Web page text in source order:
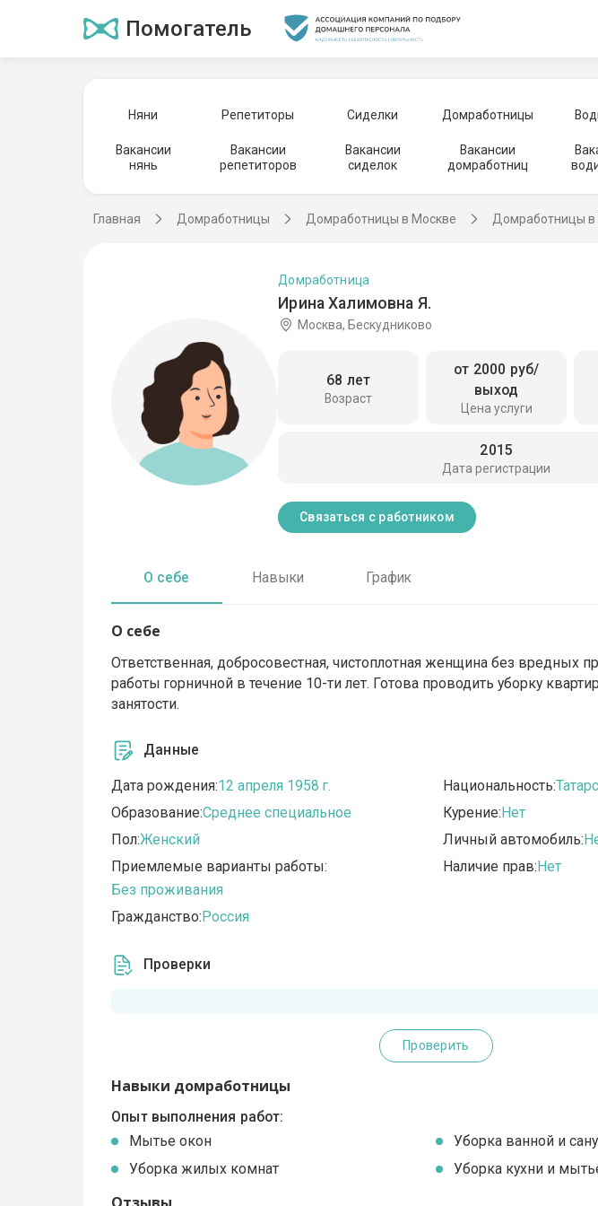
Помогатель
Няни Репетиторы Сиделки Домработницы
Вакансии
нянь
Вакансии
репетиторов
Вакансии
сиделок
Вакансии
домработниц
Главная Домработницы Домработницы в Москве Домработницы в
Ирина Халимовна Я.
Домработница
Москва, Бескудниково
Возраст
68 лет
Цена услуги
от 2000 руб/
выход
Дата регистрации
2015
Связаться с работником
О себе Навыки График
О себе
Ответственная, добросовестная, чистоплотная женщина без вредных
работы горничной в течение 10-ти лет. Готова проводить уборку
занятости.
Данные
Дата рождения:12 апреля 1958 г.
Образование:Среднее специальное
Пол:Женский
Приемлемые варианты работы:
Без проживания
Гражданство:Россия
Национальность:
Курение:Нет
Личный автомобиль:
Наличие прав:Нет
Проверки
Проверить
Навыки домработницы
Опыт выполнения работ:
Мытье окон
Уборка ванной и
Уборка жилых комнат
Уборка кухни и